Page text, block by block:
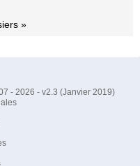
»
- 2026 - v2.3 (Janvier 2019)